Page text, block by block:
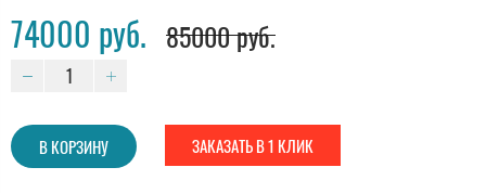
74000 руб. 85000 руб.
В КОРЗИНУ ЗАКАЗАТЬ В 1 КЛИК